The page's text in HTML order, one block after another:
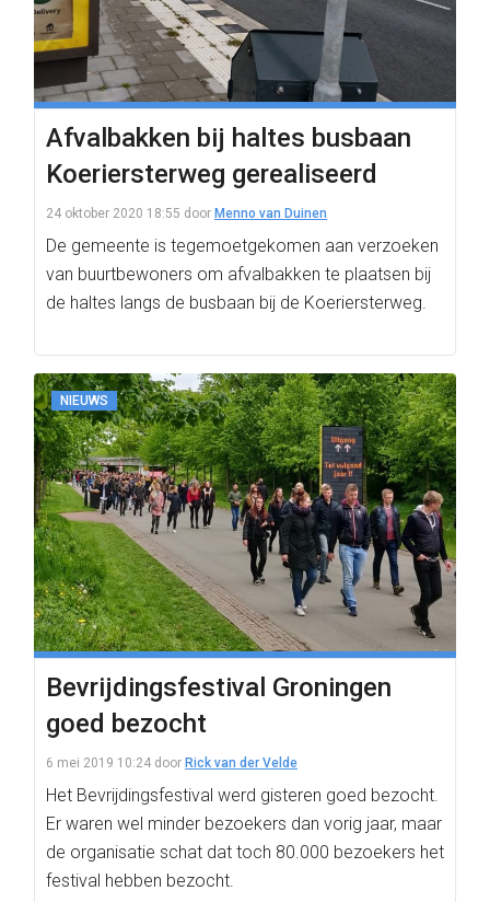
Afvalbakken bij haltes busbaan
Koeriersterweg gerealiseerd
24 oktober 2020 18:55 door Menno van Duinen
De gemeente is tegemoetgekomen aan verzoeken
van buurtbewoners om afvalbakken te plaatsen bij
de haltes langs de busbaan bij de Koeriersterweg.
NIEUWS
Bevrijdingsfestival Groningen
goed bezocht
6 mei 2019 10:24 door Rick van der Velde
Het Bevrijdingsfestival werd gisteren goed bezocht.
Er waren wel minder bezoekers dan vorig jaar, maar
de organisatie schat dat toch 80.000 bezoekers het
festival hebben bezocht.